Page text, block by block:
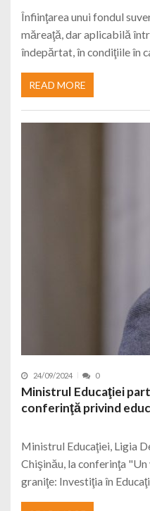
Înfiinţarea unui fondul
măreaţă, dar aplicabilă
îndepărtat, în condiţiile în
READ MORE
24/09/2024 0
Ministrul Educaţiei
conferinţă privind
Ministrul Educaţiei, Ligia
Chişinău, la conferinţa
graniţe: Investiţia în